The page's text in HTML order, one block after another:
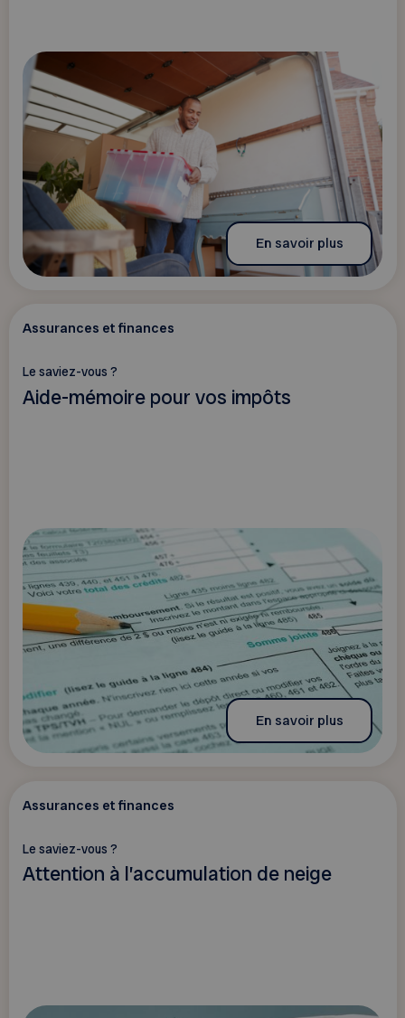
En savoir plus
Assurances et finances
Le saviez-vous ?
Aide-mémoire pour vos impôts
En savoir plus
Assurances et finances
Le saviez-vous ?
Attention à l’accumulation de neige